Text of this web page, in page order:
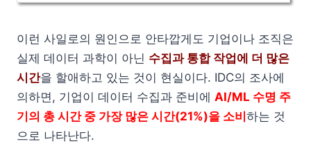
이런 사일로의 원인으로 안타깝게도 기업이나 조직은
실제 데이터 과학이 아닌 수집과 통합 작업에 더 많은
시간을 할애하고 있는 것이 현실이다. IDC의 조사에
의하면, 기업이 데이터 수집과 준비에 AI/ML 수명 주
기의 총 시간 중 가장 많은 시간(21%)을 소비하는 것
으로 나타난다.